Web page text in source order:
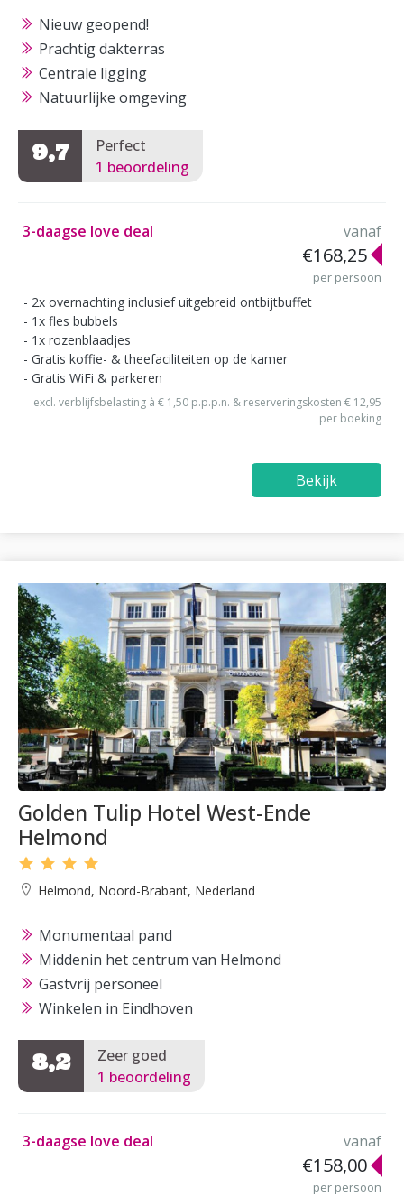
Nieuw geopend!
Prachtig dakterras
Centrale ligging
Natuurlijke omgeving
9,7
Perfect
1 beoordeling
3-daagse love deal vanaf
€168,25
per persoon
2x overnachting inclusief uitgebreid ontbijtbuffet
1x fles bubbels
1x rozenblaadjes
Gratis koffie- & theefaciliteiten op de kamer
Gratis WiFi & parkeren
excl. verblijfsbelasting à € 1,50 p.p.p.n. & reserveringskosten € 12,95
per boeking
Bekijk
Golden Tulip Hotel West-Ende
Helmond
Helmond, Noord-Brabant, Nederland
Monumentaal pand
Middenin het centrum van Helmond
Gastvrij personeel
Winkelen in Eindhoven
8,2
Zeer goed
1 beoordeling
3-daagse love deal vanaf
€158,00
per persoon